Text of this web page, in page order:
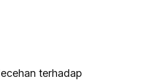
terhadap